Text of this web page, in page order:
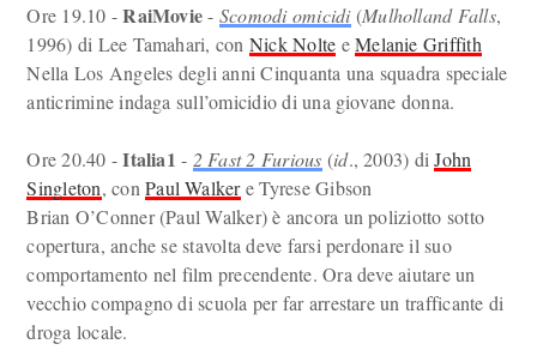
Ore 19.10 -RaiMovie- Scomodi omicidi(Mulholland Falls,
1996) di Lee Tamahari, con Nick Nolte eMelanie Griffith
Nella Los Angeles degli anni Cinquanta una squadra speciale
anticrimine indaga sull’omicidio di una giovane donna.
Ore 20.40 -Italia1 - 2 Fast 2 Furious (id., 2003) diJohn
Singleton, conPaul Walkere Tyrese Gibson
Brian O’Conner (Paul Walker) è ancora un poliziotto sotto
copertura, anche se stavolta deve farsi perdonare il suo
comportamento nel film precendente. Ora deve aiutare un
vecchio compagno di scuola per far arrestare un trafficante di
droga locale.